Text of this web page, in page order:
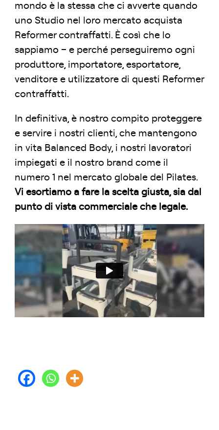
mondo è la stessa che ci avverte quando
uno Studio nel loro mercato acquista
Reformer contraffatti. È così che lo
sappiamo – e perché perseguiremo ogni
produttore, importatore, esportatore,
venditore e utilizzatore di questi Reformer
contraffatti.
In definitiva, è nostro compito proteggere
e servire i nostri clienti, che mantengono
in vita Balanced Body, i nostri lavoratori
impiegati e il nostro brand come il
numero 1 nel mercato globale del Pilates.
Vi esortiamo a fare la scelta giusta, sia dal
punto di vista commerciale che legale.